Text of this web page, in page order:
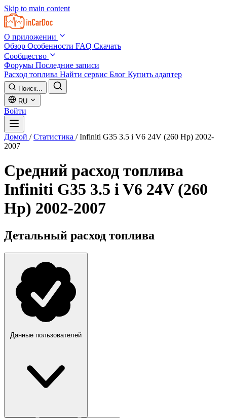
Skip to main content
О приложении
Обзор Особенности FAQ Скачать
Сообщество
Форумы Последние записи
Расход топлива Найти сервис Блог Купить адаптер
Поиск...
RU
Войти
Домой / Статистика / Infiniti G35 3.5 i V6 24V (260 Hp) 2002-
2007
Средний расход топлива
Infiniti G35 3.5 i V6 24V (260
Hp) 2002-2007
Детальный расход топлива
Данные пользователей